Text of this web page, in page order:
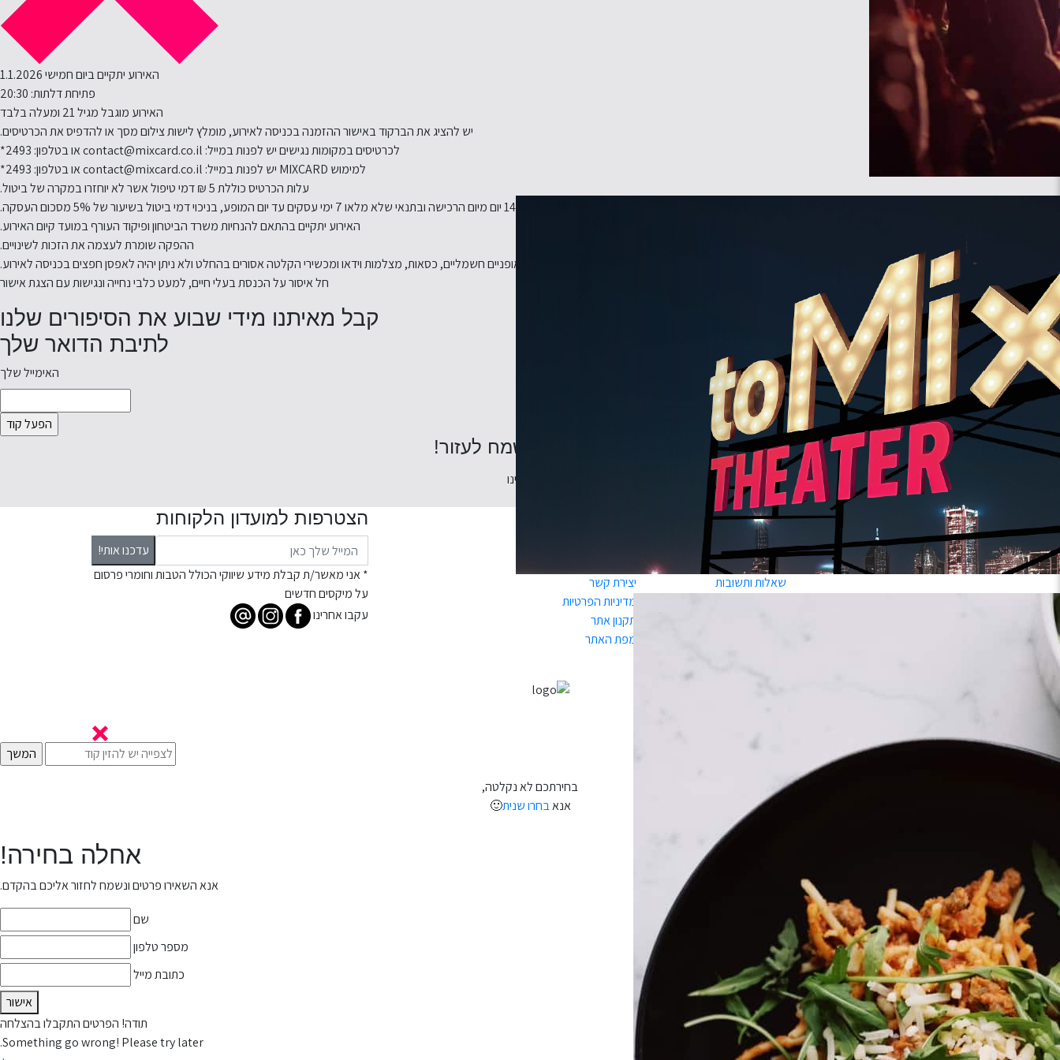
האירוע יתקיים ביום חמישי 1.1.2026
פתיחת דלתות: 20:30
האירוע מוגבל מגיל 21 ומעלה בלבד
יש להציג את הברקוד באישור ההזמנה בכניסה לאירוע, מומלץ לישות צילום מסך או להדפיס את הכרטיסים.
לכרטיסים במקומות נגישים יש לפנות במייל: contact@mixcard.co.il או בטלפון: 2493*
למימוש MIXCARD יש לפנות במייל: contact@mixcard.co.il או בטלפון: 2493*
עלות הכרטיס כוללת 5 ₪ דמי טיפול אשר לא יוחזרו במקרה של ביטול.
האירוע יתקיים בהתאם להנחיות משרד הביטחון ופיקוד העורף במועד קיום האירוע.
ההפקה שומרת לעצמה את הזכות לשינויים.
הכנסת נשק, אלכוהול, בקבוקי זכוכית ופחיות, חפצים קשיחים, קסדות, סוללות לאופניים חשמליים, כסאות, מצלמות וידאו ומכשירי הקלטה אסורים בהחלט ולא ניתן יהיה לאפסן חפצים בכניסה לאירוע.
חל איסור על הכנסת בעלי חיים, למעט כלבי נחייה ונגישות עם הצגת אישור
קבל מאיתנו מידי שבוע את הסיפורים שלנו
לתיבת הדואר שלך
האימייל שלך
מתלבטים? נשמח לעזור!
דברו אלינו
שירותים
Mixcard – הגיפט
קארד של החוויות!
שאלות ותשובות
יצירת קשר
מדיניות הפרטיות
תקנון אתר
מפת האתר
הצטרפות למועדון הלקוחות
עדכנו אותי!
* אני מאשר/ת קבלת מידע שיווקי הכולל הטבות וחומרי פרסום
על מיקסים חדשים
עקבו אחרינו
בחירתכם לא נקלטה,
אנאבחרו שנית🙂
אחלה בחירה!
אנא השאירו פרטים ונשמח לחזור אליכם בהקדם.
שם
מספר טלפון
כתובת מייל
אישור
תודה! הפרטים התקבלו בהצלחה
Something go wrong! Please try later.